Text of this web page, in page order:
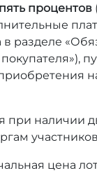
процентов
в разделе
при наличии
цена